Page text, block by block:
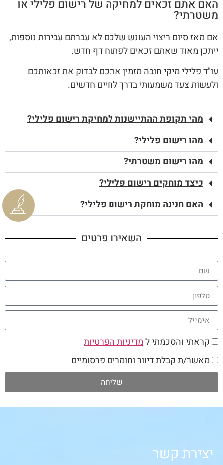
האם אתם זכאים למחיקה של רישום פלילי או
משטרתי?
אם מאז סיום ריצוי העונש שלכם לא עברתם עבירות נוספות,
ייתכן מאוד שאתם זכאים לפתוח דף חדש.
עו"ד פלילי מיקי חובה מזמין אתכם לבדוק את זכאותכם
ולעשות צעד משמעותי בדרך לחיים חדשים.
מהי תקופת ההתיישנות למחיקת רישום פלילי?
מהו רישום פלילי?
מהו רישום משטרתי?
כיצד מוחקים רישום פלילי?
האם חנינה מוחקת רישום פלילי?
השאירו פרטים
קראתי והסכמתי למדיניות הפרטיות
מאשר/ת קבלת דיוור וחומרים פרסומיים
שליחה
יצירת קשר